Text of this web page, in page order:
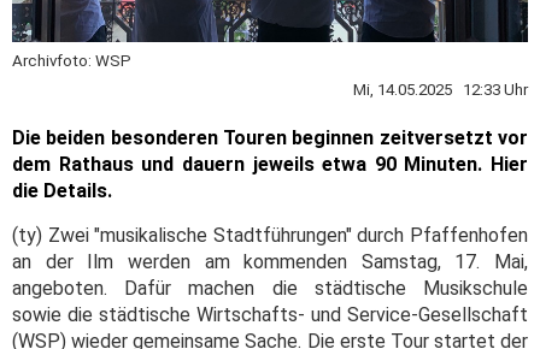
Archivfoto: WSP
Mi, 14.05.2025 12:33 Uhr
Die beiden besonderen Touren beginnen zeitversetzt vor
dem Rathaus und dauern jeweils etwa 90 Minuten. Hier
die Details.
(ty) Zwei "musikalische Stadtführungen" durch Pfaffenhofen
an der Ilm werden am kommenden Samstag, 17. Mai,
angeboten. Dafür machen die städtische Musikschule
sowie die städtische Wirtschafts- und Service-Gesellschaft
(WSP) wieder gemeinsame Sache. Die erste Tour startet der